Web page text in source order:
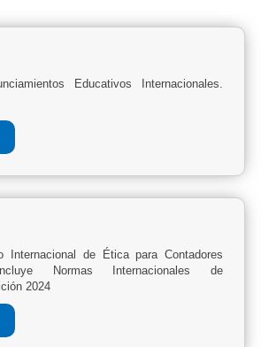
Educativos Internacionales.
Internacional de Ética para Contadores
Normas Internacionales de
2024